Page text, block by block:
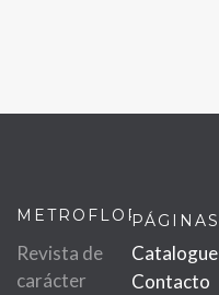
METROFLOR
Revista de
carácter
PÁGINAS
Catalogue
Contacto